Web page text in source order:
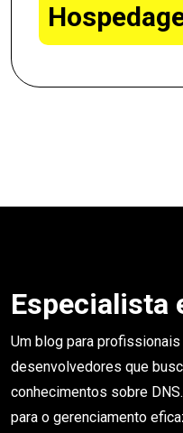
Especialista
Um blog para
desenvolvedores que
conhecimentos sobre
para o gerenciamento